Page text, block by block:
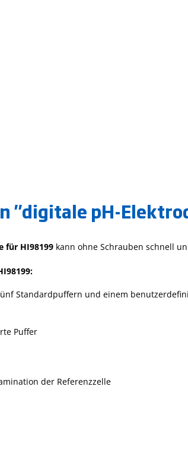
"digitale pH-
für HI98199 kann ohne Schrauben schnell
Standardpuffern und einem
Puffer
der Referenzzelle